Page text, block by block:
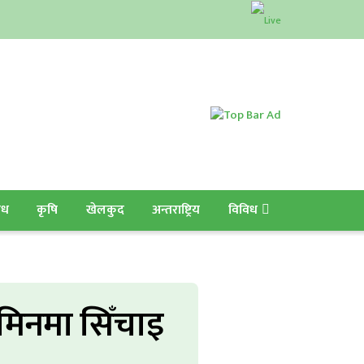
कृषि खेलकुद अन्तराष्ट्रिय विविध
सिँचाइ